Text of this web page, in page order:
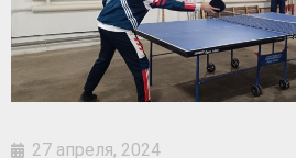
27 апреля, 2024